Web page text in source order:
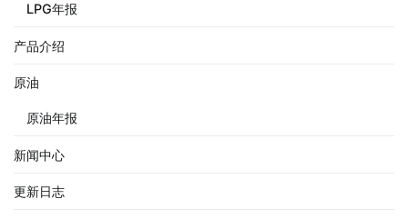
LPG年报
产品介绍
原油
原油年报
新闻中心
更新日志